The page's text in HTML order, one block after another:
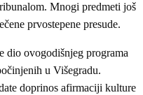
Mnogi predmeti još
prvostepene presude.
dio ovogodišnjeg programa
u Višegradu.
doprinos afirmaciji kulture